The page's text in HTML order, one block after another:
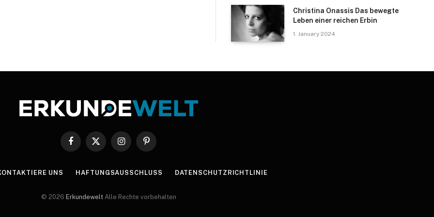
Christina Onassis Das bewegte
Leben einer reichen Erbin
1. January 2024
Facebook
X
InstagramPinterest
UNS HAFTUNGSAUSSCHLUSS DATENSCHUTZRICHTLINIE
© 2026 Erkundewelt Alle Rechte vorbehalten